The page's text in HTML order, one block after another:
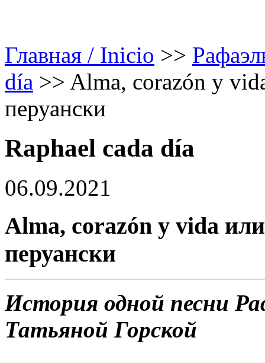
Главная / Inicio >>
día >> Alma, corazón y
перуански
Raphael cada día
06.09.2021
Alma, corazón y vida
перуански
История одной песни
Татьяной Горской